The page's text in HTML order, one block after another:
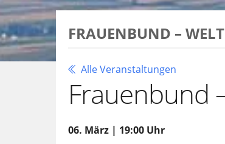
FRAUENBUND –
Alle Veranstaltungen
Frauenbund
06. März | 19:00 Uhr